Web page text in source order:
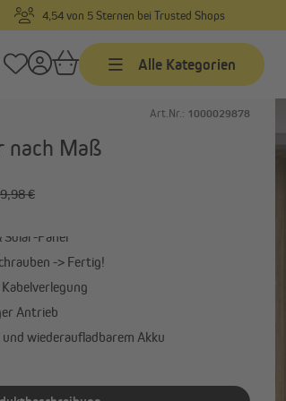
4,54 von 5 Sternen bei Trusted Shops
Alle Kategorien
in Standardgrößen
Art.Nr.: 1000029878
nach Maß
€
Panel
-> Fertig!
Antrieb
wiederaufladbarem Akku